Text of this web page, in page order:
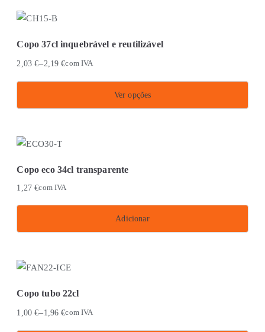
chosen
the
product
Copo 37cl inquebrável e reutilizável
2,03€–2,19€com IVA
Ver opções
has
multiple
may
chosen
the
product
Copo eco 34cl transparente
1,27€com IVA
Adicionar
Copo tubo 22cl
1,00€–1,96€com IVA